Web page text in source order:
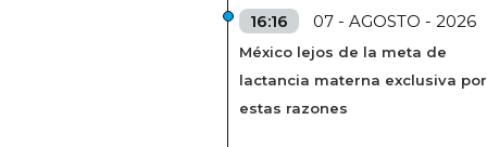
16:16 07 - AGOSTO - 2026
México lejos de la meta de
lactancia materna exclusiva por
estas razones